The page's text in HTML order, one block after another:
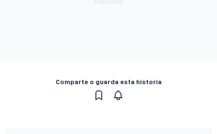
Comparte o guarda esta historia